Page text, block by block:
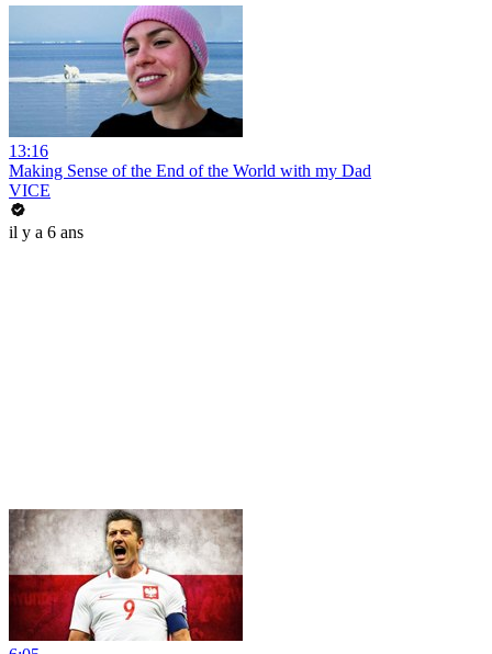
13:16
Making Sense of the End of the World with my Dad
VICE
il y a 6 ans